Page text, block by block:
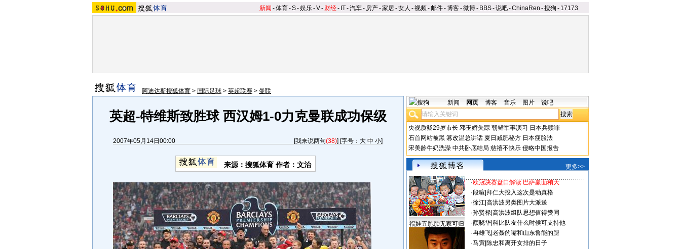
新闻 -体育-S-娱乐-V- 财经- IT-汽车- 房产-家居-女人 -视频-邮件-博客-微博- BBS-说吧-ChinaRen -搜狗 - 17173
阿迪达斯搜狐体育 > 国际足球 > 英超联赛 > 曼联
英超-特维斯致胜球 西汉姆1-0力克曼联成功保级
2007年05月14日00:00 [我来说两句(38)] [字号： 大 中 小]
来源：搜狐体育 作者：文治
新闻 网页 博客 音乐 图片 说吧
央视质疑29岁市长 邓玉娇失踪 朝鲜军事演习 日本兵赎罪
石首网站被黑 篡改温总讲话 夏日减肥秘方 日本瘦脸法
宋美龄牛奶洗澡 中共卧底结局 慈禧不快乐 侵略中国报告
更多>>
福娃五胞胎无家可归
·欧冠决赛盘口解读 巴萨赢面稍大
·段暄 拜仁大投入这次是动真格
·徐江| 高洪波另类图片大派送
·孙贤禄| 高洪波组队思想值得赞同
·颜晓华| 科比队友什么时候可支持他
·冉雄飞| 老聂的嘴和山东鲁能的腿
·马寅| 陈忠和离开女排的日子